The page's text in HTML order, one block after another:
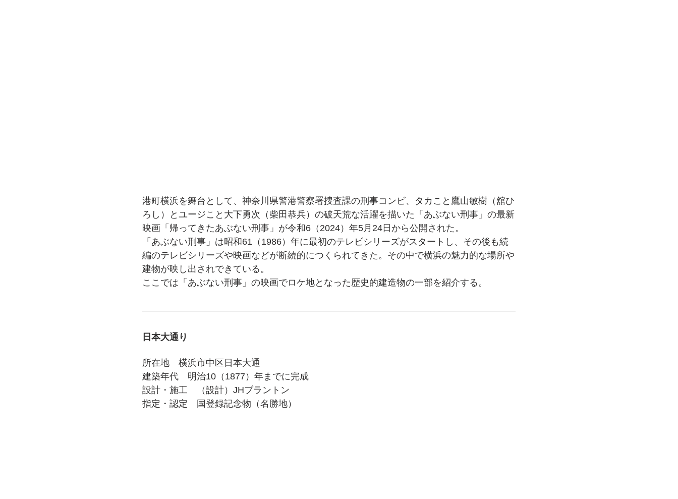
港町横浜を舞台として、神奈川県警港警察署捜査課の刑事コンビ、タカこと鷹山敏樹（舘ひ
ろし）とユージこと大下勇次（柴田恭兵）の破天荒な活躍を描いた「あぶない刑事」の最新
映画「帰ってきたあぶない刑事」が令和6（2024）年5月24日から公開された。
「あぶない刑事」は昭和61（1986）年に最初のテレビシリーズがスタートし、その後も続
編のテレビシリーズや映画などが断続的につくられてきた。その中で横浜の魅力的な場所や
建物が映し出されできている。
ここでは「あぶない刑事」の映画でロケ地となった歴史的建造物の一部を紹介する。
日本大通り
所在地　横浜市中区日本大通
建築年代　明治10（1877）年までに完成
設計・施工　（設計）JHブラントン
指定・認定　国登録記念物（名勝地）